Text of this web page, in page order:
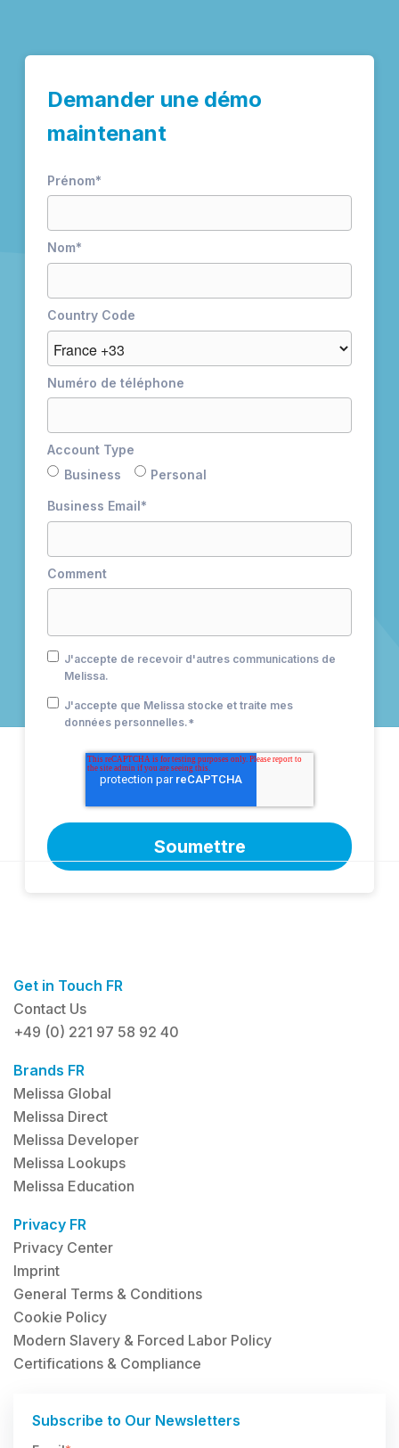
Demander une démo
maintenant
Prénom*
Nom*
Country Code
Numéro de téléphone
Account Type
Business
Personal
Business Email*
Comment
J'accepte de recevoir d'autres communications de
Melissa.
J'accepte que Melissa stocke et traite mes
données personnelles.*
Get in Touch FR
Contact Us
+49 (0) 221 97 58 92 40
Brands FR
Melissa Global
Melissa Direct
Melissa Developer
Melissa Lookups
Melissa Education
Privacy FR
Privacy Center
Imprint
General Terms & Conditions
Cookie Policy
Modern Slavery & Forced Labor Policy
Certifications & Compliance
Subscribe to Our Newsletters